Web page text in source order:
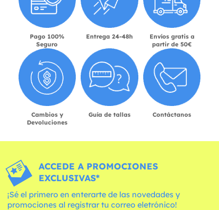
Pago 100%
Seguro
Entrega 24-48h
Envíos gratis a
partir de 50€
Cambios y
Devoluciones
Guía de tallas Contáctanos
ACCEDE A PROMOCIONES
EXCLUSIVAS*
¡Sé el primero en enterarte de las novedades y
promociones al registrar tu correo eletrónico!